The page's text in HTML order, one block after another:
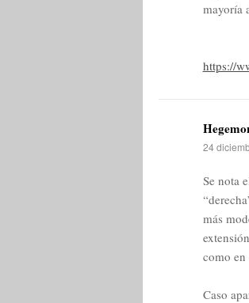
mayoría
https://
24
Se nota
más
como en
Caso